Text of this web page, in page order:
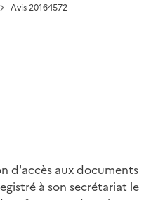
Avis 20164572
d'accès aux documents
à son secrétariat le